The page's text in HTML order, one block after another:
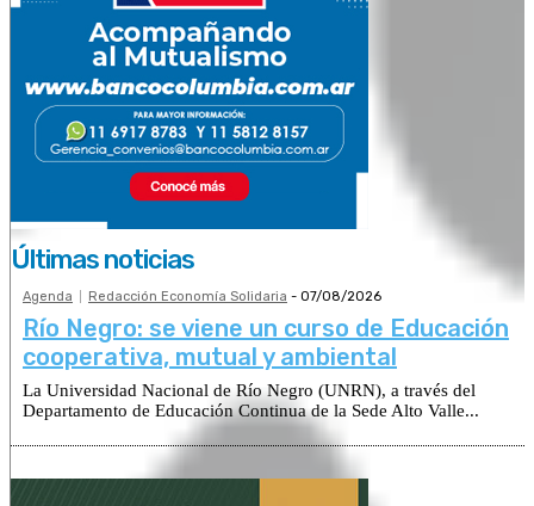
Últimas noticias
Agenda Redacción Economía Solidaria - 07/08/2026
Río Negro: se viene un curso de Educación
cooperativa, mutual y ambiental
La Universidad Nacional de Río Negro (UNRN), a través del
Departamento de Educación Continua de la Sede Alto Valle...